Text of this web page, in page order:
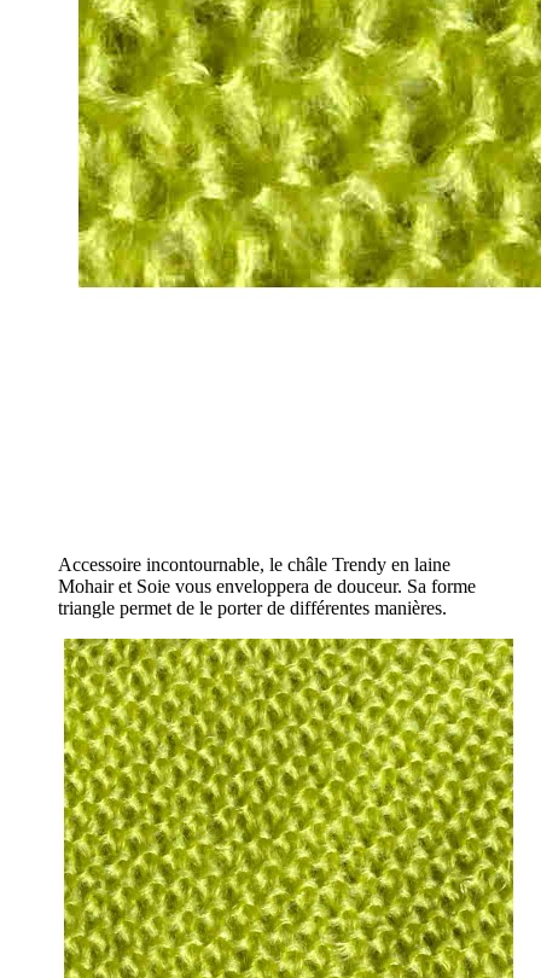
Accessoire incontournable, le châle Trendy en laine
Mohair et Soie vous enveloppera de douceur. Sa forme
triangle permet de le porter de différentes manières.